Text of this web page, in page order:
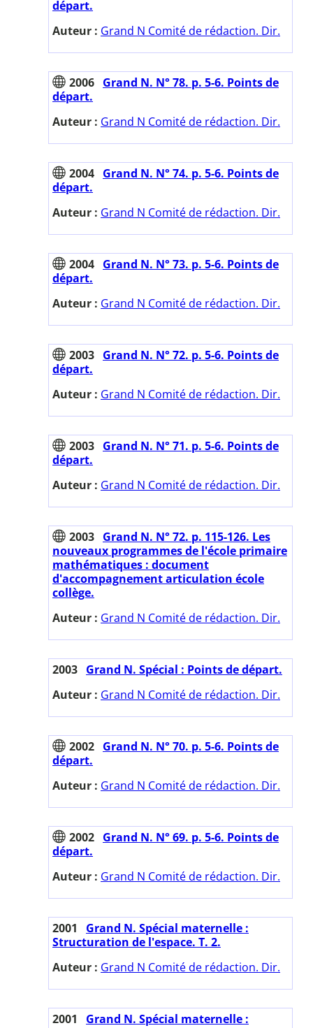
départ.
Auteur : Grand N Comité de rédaction. Dir.
2006 Grand N. N° 78. p. 5-6. Points de
départ.
Auteur : Grand N Comité de rédaction. Dir.
2004 Grand N. N° 74. p. 5-6. Points de
départ.
Auteur : Grand N Comité de rédaction. Dir.
2004 Grand N. N° 73. p. 5-6. Points de
départ.
Auteur : Grand N Comité de rédaction. Dir.
2003 Grand N. N° 72. p. 5-6. Points de
départ.
Auteur : Grand N Comité de rédaction. Dir.
2003 Grand N. N° 71. p. 5-6. Points de
départ.
Auteur : Grand N Comité de rédaction. Dir.
2003 Grand N. N° 72. p. 115-126. Les
nouveaux programmes de l'école primaire
mathématiques : document
d'accompagnement articulation école
collège.
Auteur : Grand N Comité de rédaction. Dir.
2003 Grand N. Spécial : Points de départ.
Auteur : Grand N Comité de rédaction. Dir.
2002 Grand N. N° 70. p. 5-6. Points de
départ.
Auteur : Grand N Comité de rédaction. Dir.
2002 Grand N. N° 69. p. 5-6. Points de
départ.
Auteur : Grand N Comité de rédaction. Dir.
2001
Grand N. Spécial maternelle :
Structuration de l'espace. T. 2.
Auteur : Grand N Comité de rédaction. Dir.
2001
Grand N. Spécial maternelle :